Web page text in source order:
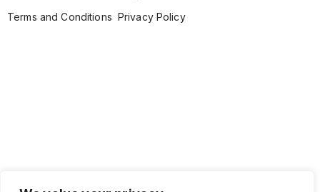
Terms and Conditions Privacy Policy